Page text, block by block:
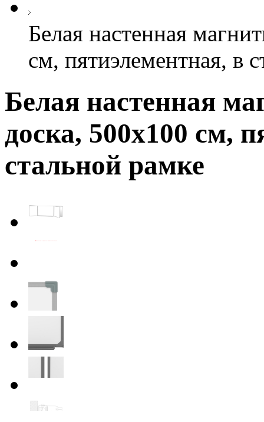
Белая настенная
см, пятиэлементная, в
Белая настенная
доска, 500х100 см,
стальной рамке